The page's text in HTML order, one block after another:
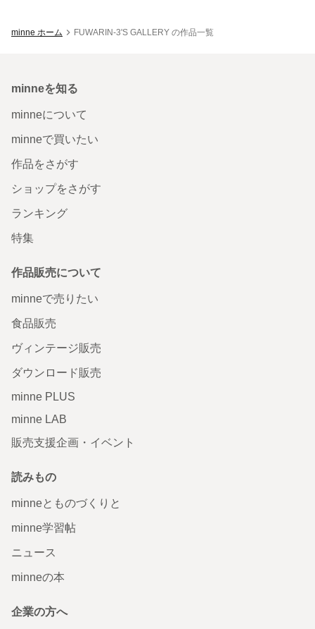
minne ホーム FUWARIN-3'S GALLERY の作品一覧
minneを知る
minneについて
minneで買いたい
作品をさがす
ショップをさがす
ランキング
特集
作品販売について
minneで売りたい
食品販売
ヴィンテージ販売
ダウンロード販売
minne PLUS
minne LAB
販売支援企画・イベント
読みもの
minneとものづくりと
minne学習帖
ニュース
minneの本
企業の方へ